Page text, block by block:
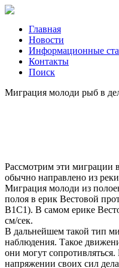
Главная
Новости
Информационные
Контакты
Поиск
Миграция молоди рыб в
Рассмотрим эти миграции
обычно направлено из
Миграция молоди из
полоя в ерик Вестовой
B1C1). В самом ерике
см/сек.
В дальнейшем такой тип
наблюдения. Такое
они могут
напряжении своих сил